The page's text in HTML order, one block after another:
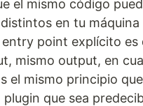
el mismo código
en tu máquina
entry point explícito es
mismo output, en
el mismo principio
que sea